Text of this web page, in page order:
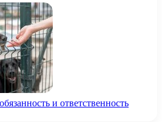
и ответственность